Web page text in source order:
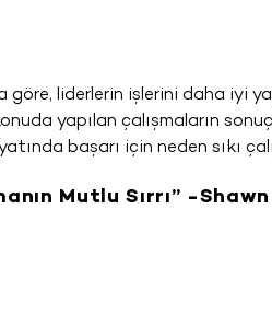
liderlerin işlerini daha iyi
yapılan çalışmaların
başarı için neden sıkı
Mutlu Sırrı” -